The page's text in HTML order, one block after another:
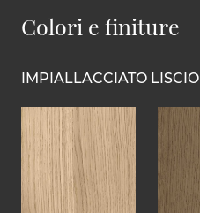
Colori e finiture
IMPIALLACCIATO LISCIO